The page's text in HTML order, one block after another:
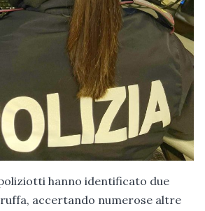
hanno identificato due
accertando numerose altre